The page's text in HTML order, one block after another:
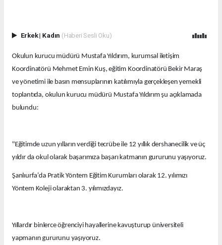
Erkek| Kadın (Haberi Sesli Oku)
Okulun kurucu müdürü Mustafa Yıldırım, kurumsal iletişim
Koordinatörü Mehmet Emin Kuş, eğitim Koordinatörü Bekir Maraş
ve yönetimi ile basın mensuplarının katılımıyla gerçekleşen yemekli
toplantıda, okulun kurucu müdürü Mustafa Yıldırım şu açıklamada
bulundu:
"Eğitimde uzun yılların verdiği tecrübe ile 12 yıllık dershanecilik ve üç
yıldır da okul olarak başarımıza başarı katmanın gururunu yaşıyoruz.
Şanlıurfa’da Pratik Yöntem Eğitim Kurumları olarak 12. yılımızı
Yöntem Koleji olaraktan 3. yılımızdayız.
Yıllardır binlerce öğrenciyi hayallerine kavuşturup üniversiteli
yapmanın gururunu yaşıyoruz.